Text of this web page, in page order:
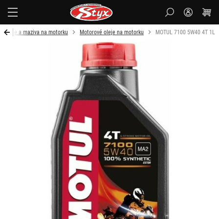
Oleje a maziva na motorku Motorové oleje na motorku MOTUL 7100 5W40 4T 1L